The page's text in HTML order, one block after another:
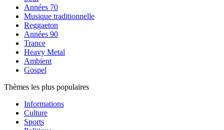
Années 70
Musique traditionnelle
Reggaeton
Années 90
Trance
Heavy Metal
Ambient
Gospel
Thèmes les plus populaires
Informations
Culture
Sports